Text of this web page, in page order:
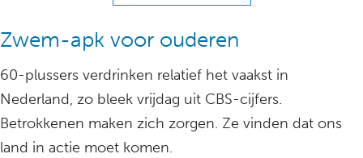
Zwem-apk voor ouderen
60-plussers verdrinken relatief het vaakst in
Nederland, zo bleek vrijdag uit CBS-cijfers.
Betrokkenen maken zich zorgen. Ze vinden dat ons
land in actie moet komen.